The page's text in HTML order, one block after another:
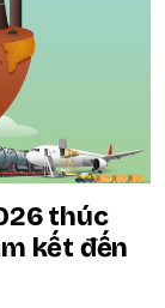
thúc
kết đến